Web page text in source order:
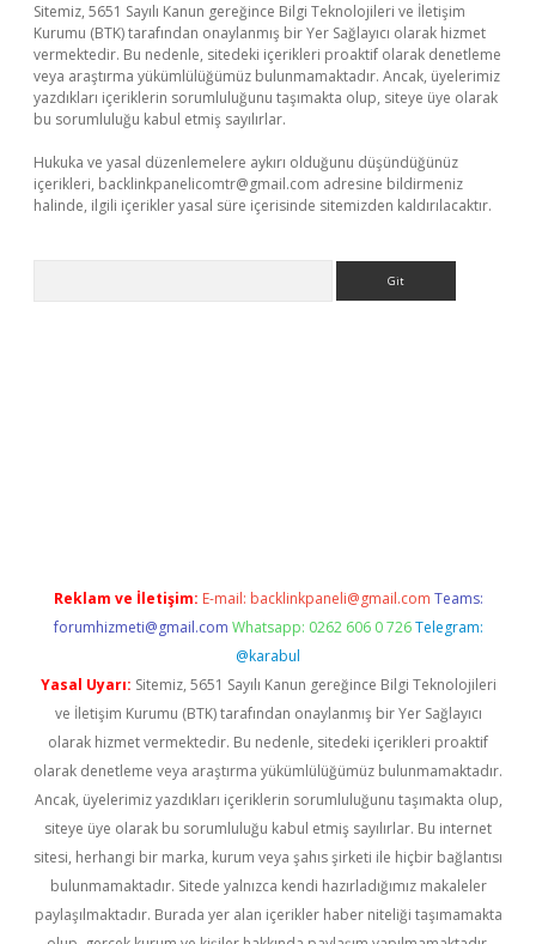
Sitemiz, 5651 Sayılı Kanun gereğince Bilgi Teknolojileri ve İletişim
Kurumu (BTK) tarafından onaylanmış bir Yer Sağlayıcı olarak hizmet
vermektedir. Bu nedenle, sitedeki içerikleri proaktif olarak denetleme
veya araştırma yükümlülüğümüz bulunmamaktadır. Ancak, üyelerimiz
yazdıkları içeriklerin sorumluluğunu taşımakta olup, siteye üye olarak
bu sorumluluğu kabul etmiş sayılırlar.
Hukuka ve yasal düzenlemelere aykırı olduğunu düşündüğünüz
içerikleri, backlinkpanelicomtr@gmail.com adresine bildirmeniz
halinde, ilgili içerikler yasal süre içerisinde sitemizden kaldırılacaktır.
Reklam ve İletişim: E-mail: backlinkpaneli@gmail.com Teams:
forumhizmeti@gmail.com Whatsapp: 0262 606 0 726 Telegram:
@karabul
Yasal Uyarı: Sitemiz, 5651 Sayılı Kanun gereğince Bilgi Teknolojileri
ve İletişim Kurumu (BTK) tarafından onaylanmış bir Yer Sağlayıcı
olarak hizmet vermektedir. Bu nedenle, sitedeki içerikleri proaktif
olarak denetleme veya araştırma yükümlülüğümüz bulunmamaktadır.
Ancak, üyelerimiz yazdıkları içeriklerin sorumluluğunu taşımakta olup,
siteye üye olarak bu sorumluluğu kabul etmiş sayılırlar. Bu internet
sitesi, herhangi bir marka, kurum veya şahıs şirketi ile hiçbir bağlantısı
bulunmamaktadır. Sitede yalnızca kendi hazırladığımız makaleler
paylaşılmaktadır. Burada yer alan içerikler haber niteliği taşımamakta